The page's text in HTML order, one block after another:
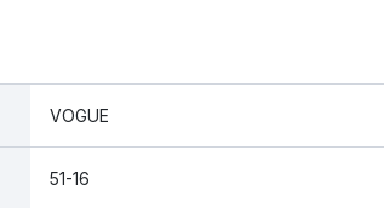
VOGUE
51-16